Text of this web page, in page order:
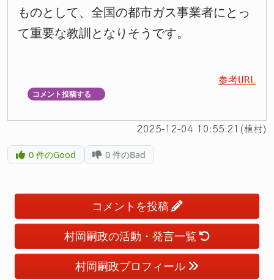
ものとして、全国の都市ガス事業者にとっ
て重要な教訓となりそうです。
参考URL
コメント投稿する
2025-12-04 10:55:21(植村)
0件のGood 0 件のBad
コメントを投稿
村岡嗣政の活動・発言一覧
村岡嗣政プロフィール